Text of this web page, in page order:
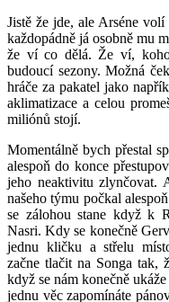
Jistě že jde, ale Arséne
každopádně já osobně mu
že ví co dělá. Že ví,
budoucí sezony. Možná
hráče za pakatel jako
aklimatizace a celou
miliónů stojí.
Momentálně bych přestal
alespoň do konce
jeho neaktivitu zlynčovat.
našeho týmu počkal
se zálohou stane když k
Nasri. Kdy se konečně
jednu kličku a střelu
začne tlačit na Songa tak,
když se nám konečně
jednu věc zapomínáte